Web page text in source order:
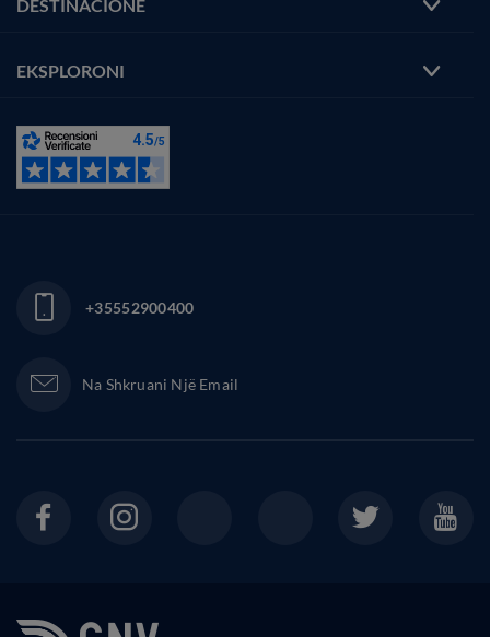
DESTINACIONE
EKSPLORONI
+35552900400
Na Shkruani Një Email